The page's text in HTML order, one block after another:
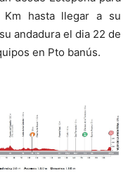
hasta llegar a su
andadura el dia 22 de
en Pto banús.